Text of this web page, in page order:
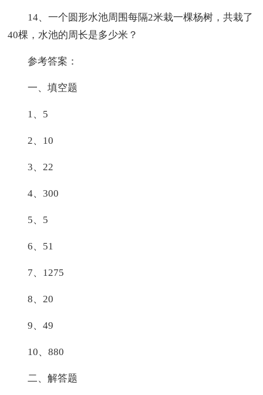
14、一个圆形水池周围每隔2米栽一棵杨树，共栽了
40棵，水池的周长是多少米？
参考答案：
一、填空题
1、5
2、10
3、22
4、300
5、5
6、51
7、1275
8、20
9、49
10、880
二、解答题